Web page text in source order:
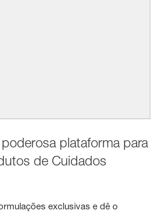
plataforma para
de Cuidados
exclusivas e dê o